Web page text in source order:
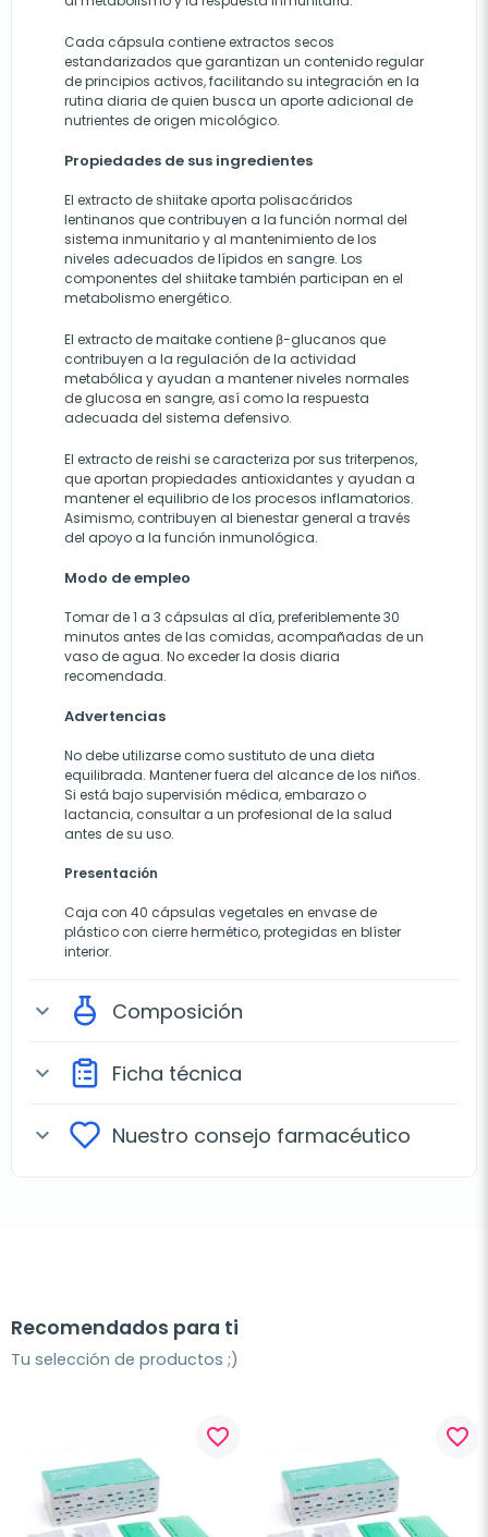
Cada cápsula contiene extractos secos
estandarizados que garantizan un contenido regular
de principios activos, facilitando su integración en la
rutina diaria de quien busca un aporte adicional de
nutrientes de origen micológico.
Propiedades de sus ingredientes
El extracto de shiitake aporta polisacáridos
lentinanos que contribuyen a la función normal del
sistema inmunitario y al mantenimiento de los
niveles adecuados de lípidos en sangre. Los
componentes del shiitake también participan en el
metabolismo energético.
El extracto de maitake contiene β-glucanos que
contribuyen a la regulación de la actividad
metabólica y ayudan a mantener niveles normales
de glucosa en sangre, así como la respuesta
adecuada del sistema defensivo.
El extracto de reishi se caracteriza por sus triterpenos,
que aportan propiedades antioxidantes y ayudan a
mantener el equilibrio de los procesos inflamatorios.
Asimismo, contribuyen al bienestar general a través
del apoyo a la función inmunológica.
Modo de empleo
Tomar de 1 a 3 cápsulas al día, preferiblemente 30
minutos antes de las comidas, acompañadas de un
vaso de agua. No exceder la dosis diaria
recomendada.
Advertencias
No debe utilizarse como sustituto de una dieta
equilibrada. Mantener fuera del alcance de los niños.
Si está bajo supervisión médica, embarazo o
lactancia, consultar a un profesional de la salud
antes de su uso.
Presentación
Caja con 40 cápsulas vegetales en envase de
plástico con cierre hermético, protegidas en blíster
interior.
expand_more Composición
expand_more Ficha técnica
expand_more Nuestro consejo farmacéutico
Recomendados para ti
Tu selección de productos ;)
favorite_border favorite_border